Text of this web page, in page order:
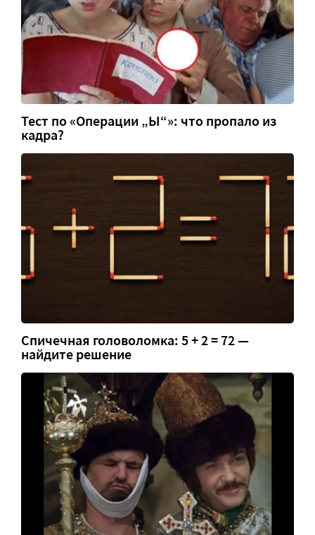
Тест по «Операции „Ы“»: что пропало из
кадра?
Спичечная головоломка: 5 + 2 = 72 —
найдите решение